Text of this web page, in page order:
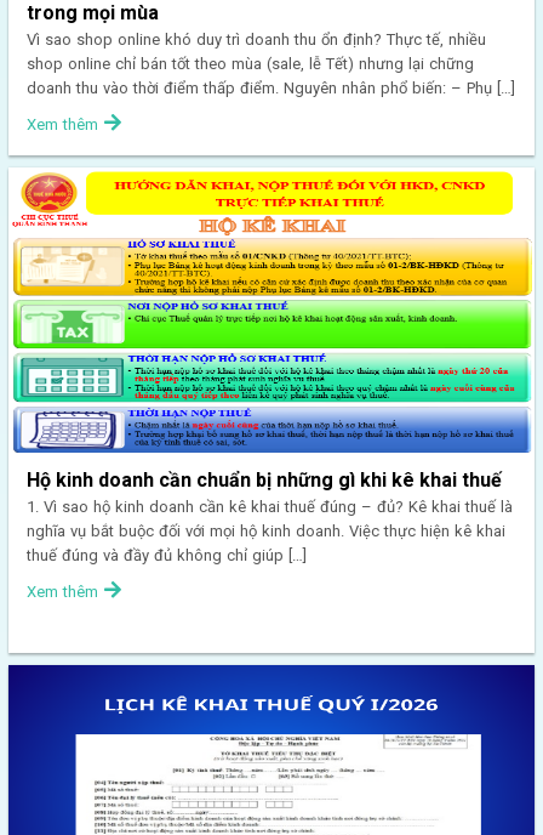
trong mọi mùa
Vì sao shop online khó duy trì doanh thu ổn định? Thực tế, nhiều
shop online chỉ bán tốt theo mùa (sale, lễ Tết) nhưng lại chững
doanh thu vào thời điểm thấp điểm. Nguyên nhân phổ biến: – Phụ […]
Xem thêm
Hộ kinh doanh cần chuẩn bị những gì khi kê khai thuế
1. Vì sao hộ kinh doanh cần kê khai thuế đúng – đủ? Kê khai thuế là
nghĩa vụ bắt buộc đối với mọi hộ kinh doanh. Việc thực hiện kê khai
thuế đúng và đầy đủ không chỉ giúp […]
Xem thêm